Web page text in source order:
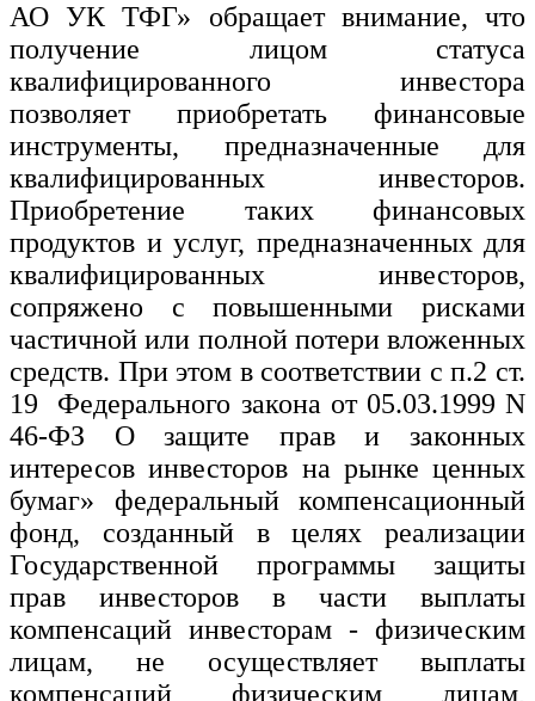
АО УК ТФГ» обращает внимание, что
получение лицом статуса
квалифицированного инвестора
позволяет приобретать финансовые
инструменты, предназначенные для
квалифицированных инвесторов.
Приобретение таких финансовых
продуктов и услуг, предназначенных для
квалифицированных инвесторов,
сопряжено с повышенными рисками
частичной или полной потери вложенных
средств. При этом в соответствии с п.2 ст.
19 Федерального закона от 05.03.1999 N
46-ФЗ О защите прав и законных
интересов инвесторов на рынке ценных
бумаг» федеральный компенсационный
фонд, созданный в целях реализации
Государственной программы защиты
прав инвесторов в части выплаты
компенсаций инвесторам - физическим
лицам, не осуществляет выплаты
компенсаций физическим лицам,